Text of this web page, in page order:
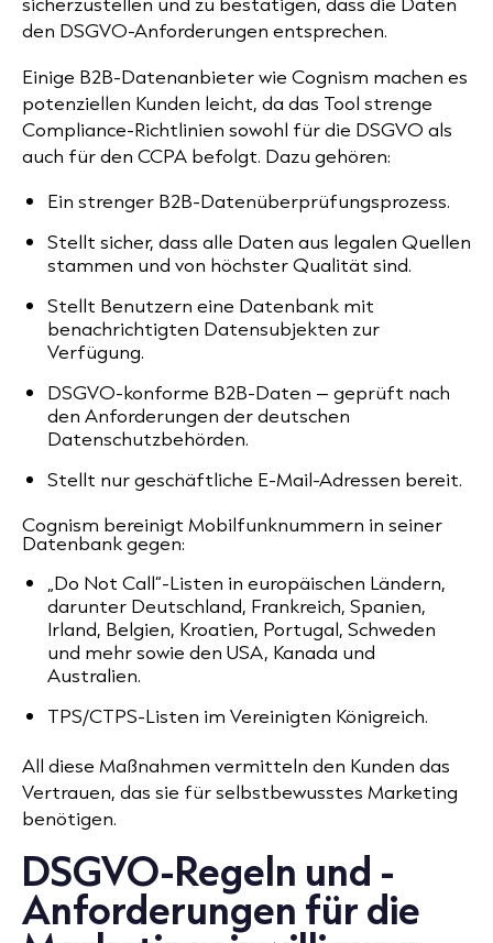
den DSGVO-Anforderungen entsprechen.
Einige B2B-Datenanbieter wie Cognism machen es
potenziellen Kunden leicht, da das Tool strenge
Compliance-Richtlinien sowohl für die DSGVO als
auch für den CCPA befolgt. Dazu gehören:
Ein strenger B2B-Datenüberprüfungsprozess.
Stellt sicher, dass alle Daten aus legalen Quellen
stammen und von höchster Qualität sind.
Stellt Benutzern eine Datenbank mit
benachrichtigten Datensubjekten zur
Verfügung.
DSGVO-konforme B2B-Daten – geprüft nach
den Anforderungen der deutschen
Datenschutzbehörden.
Stellt nur geschäftliche E-Mail-Adressen bereit.
Cognism bereinigt Mobilfunknummern in seiner
Datenbank gegen:
„Do Not Call“-Listen in europäischen Ländern,
darunter Deutschland, Frankreich, Spanien,
Irland, Belgien, Kroatien, Portugal, Schweden
und mehr sowie den USA, Kanada und
Australien.
TPS/CTPS-Listen im Vereinigten Königreich.
All diese Maßnahmen vermitteln den Kunden das
Vertrauen, das sie für selbstbewusstes Marketing
benötigen.
DSGVO-Regeln und -
Anforderungen für die